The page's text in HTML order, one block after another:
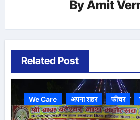
ByAmit
Related Post
We Care अपना शहर फीचर